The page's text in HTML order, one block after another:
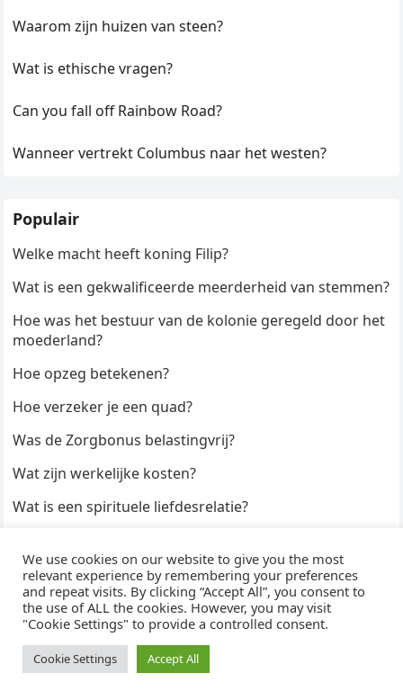
Waarom zijn huizen van steen?
Wat is ethische vragen?
Can you fall off Rainbow Road?
Wanneer vertrekt Columbus naar het westen?
Populair
Welke macht heeft koning Filip?
Wat is een gekwalificeerde meerderheid van stemmen?
Hoe was het bestuur van de kolonie geregeld door het
moederland?
Hoe opzeg betekenen?
Hoe verzeker je een quad?
Was de Zorgbonus belastingvrij?
Wat zijn werkelijke kosten?
Wat is een spirituele liefdesrelatie?
Hoe duur zijn Keukendeurtjes?
© 2026WijzeAntwoorden- Thema doorWPEnjoy· Aangedreven door
WordPress
We use cookies on our website to give you the most
relevant experience by remembering your preferences
and repeat visits. By clicking “Accept All”, you consent to
the use of ALL the cookies. However, you may visit
"Cookie Settings" to provide a controlled consent.
Cookie Settings Accept All